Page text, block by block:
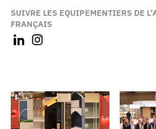
SUIVRE LES EQUIPEMENTIERS DE
FRANÇAIS